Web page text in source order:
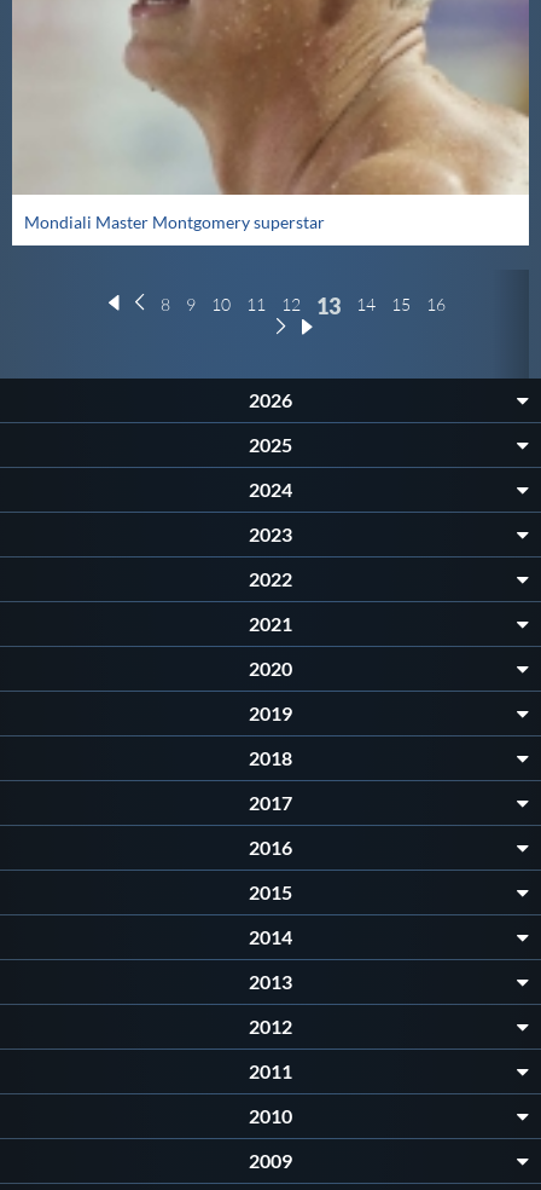
Mondiali Master Montgomery superstar
8 9 10 11 12 13 14 15 16
2026
2025
2024
2023
2022
2021
2020
2019
2018
2017
2016
2015
2014
2013
2012
2011
2010
2009